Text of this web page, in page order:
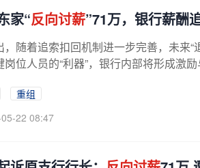
家“反向讨薪”71万，银行薪酬
，随着追索扣回机制进一步完善，未来“
位人员的“利器”，银行内部将形成激
重组
22 08:47